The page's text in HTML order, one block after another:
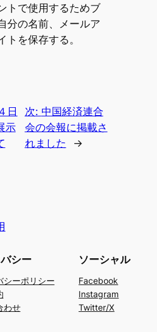
トで使用するためブ
分の名前、メールア
トを保存する。
日
示
次: 中国経済連合
会の会報に掲載さ
れました
→
シー
シーポリシー
わせ
ソーシャル
Facebook
Instagram
Twitter/X